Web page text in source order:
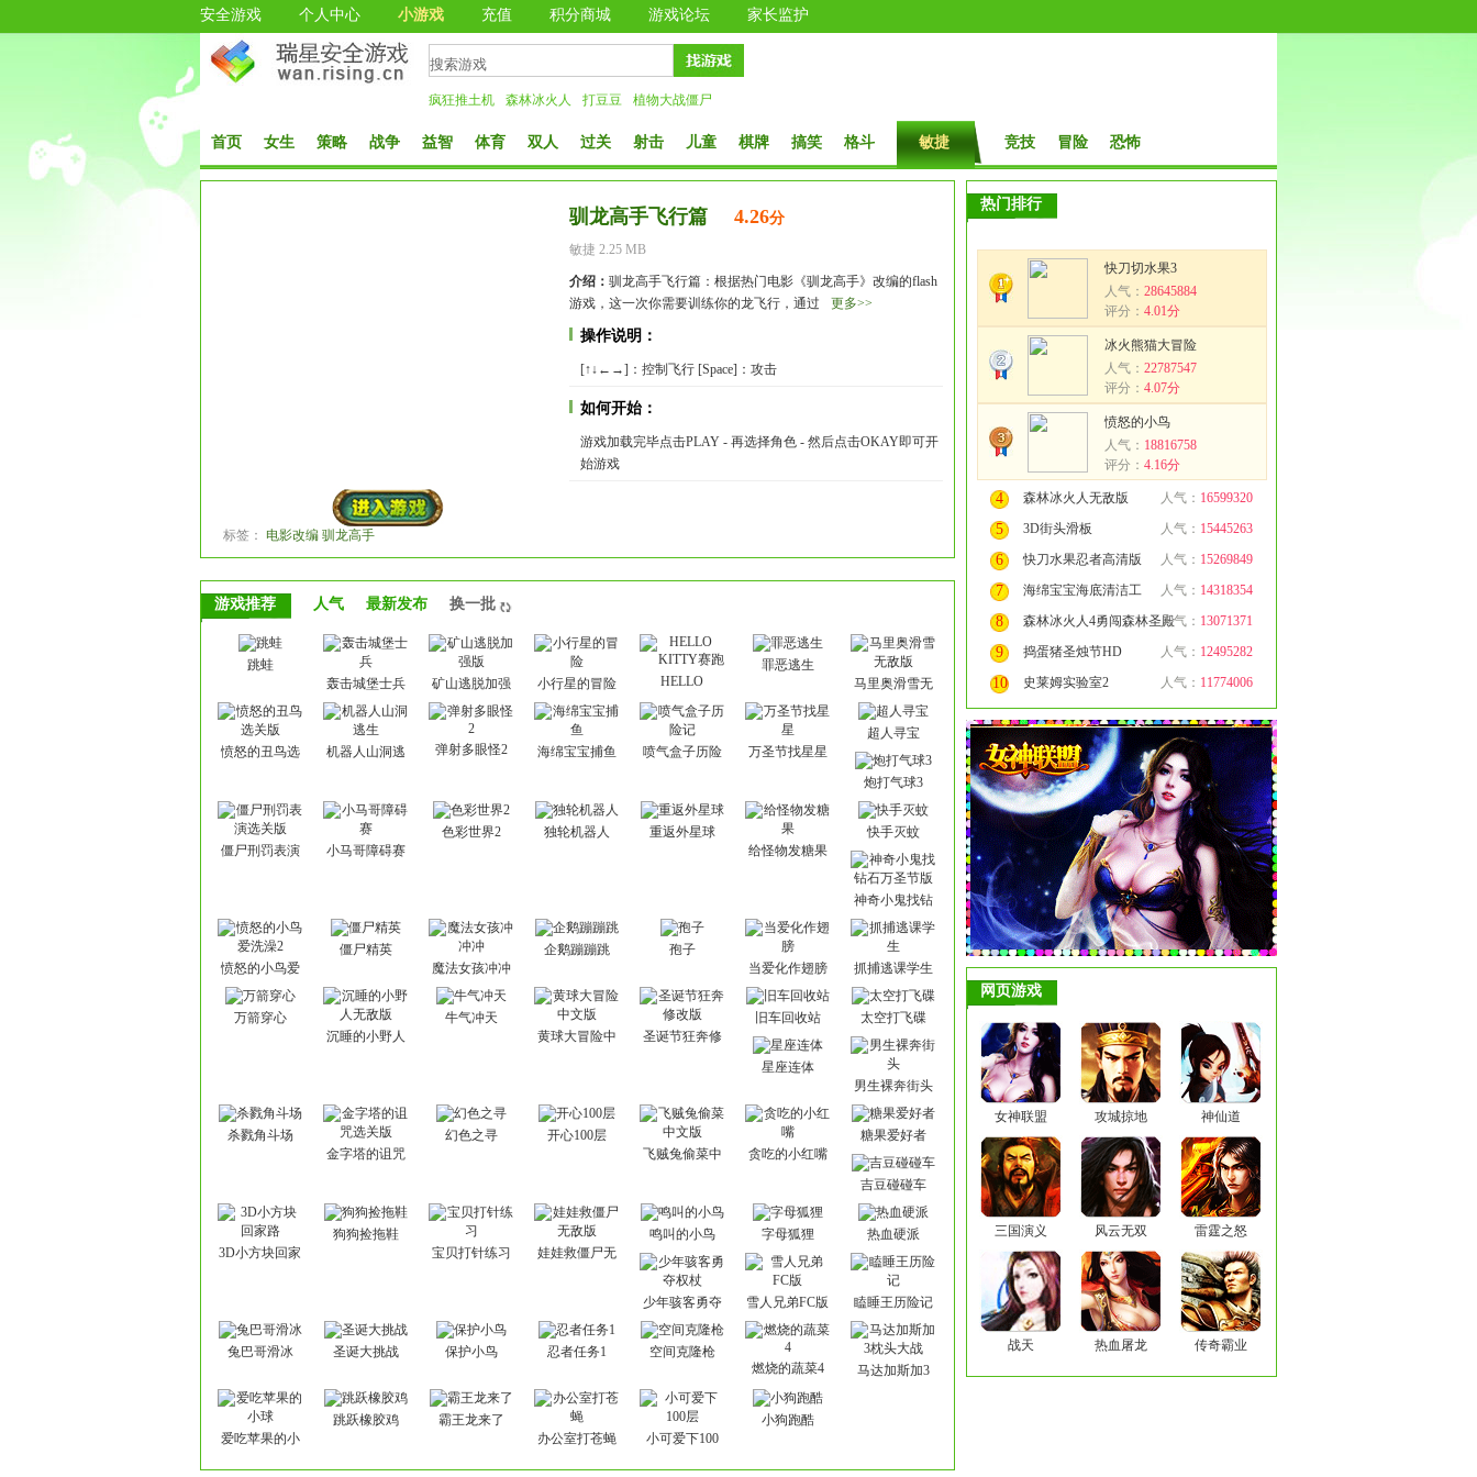
安全游戏 个人中心 小游戏 充值 积分商城 游戏论坛 家长监护
疯狂推土机 森林冰火人 打豆豆 植物大战僵尸
首页 女生 策略 战争 益智 体育 双人 过关 射击 儿童 棋牌 搞笑 格斗 敏捷 竞技 冒险 恐怖
驯龙高手飞行篇 4.26分
敏捷 2.25 MB
介绍： 驯龙高手飞行篇：根据热门电影《驯龙高手》改编的flash
游戏，这一次你需要训练你的龙飞行，通过
更多>>
操作说明：
[↑↓←→]：控制飞行 [Space]：攻击
如何开始：
游戏加载完毕点击PLAY - 再选择角色 - 然后点击OKAY即可开
始游戏
标签： 电影改编 驯龙高手
游戏推荐 人气 最新发布 换一批
跳蛙
轰击城堡士兵
矿山逃脱加强
小行星的冒险
HELLO
罪恶逃生
马里奥滑雪无
愤怒的丑鸟选
机器人山洞逃
弹射多眼怪2 海绵宝宝捕鱼
喷气盒子历险
万圣节找星星
超人寻宝
炮打气球3
僵尸刑罚表演
小马哥障碍赛
色彩世界2 独轮机器人
重返外星球
给怪物发糖果
快手灭蚊
神奇小鬼找钻
愤怒的小鸟爱
僵尸精英
魔法女孩冲冲
企鹅蹦蹦跳
孢子
当爱化作翅膀
抓捕逃课学生
万箭穿心
沉睡的小野人
牛气冲天
黄球大冒险中
圣诞节狂奔修
旧车回收站 太空打飞碟
星座连体
男生裸奔街头
杀戮角斗场
金字塔的诅咒
幻色之寻
开心100层
飞贼兔偷菜中
贪吃的小红嘴
糖果爱好者
吉豆碰碰车
3D小方块回家
狗狗捡拖鞋
宝贝打针练习
娃娃救僵尸无
鸣叫的小鸟 字母狐狸 热血硬派
少年骇客勇夺
雪人兄弟FC版 瞌睡王历险记
兔巴哥滑冰 圣诞大挑战 保护小鸟 忍者任务1
空间克隆枪
燃烧的蔬菜4
马达加斯加3
爱吃苹果的小
跳跃橡胶鸡
霸王龙来了
办公室打苍蝇
小可爱下100
小狗跑酷
热门排行
快刀切水果3
人气： 28645884
评分： 4.01分
冰火熊猫大冒险
人气： 22787547
评分： 4.07分
愤怒的小鸟
人气： 18816758
评分： 4.16分
4 森林冰火人无敌版 人气： 16599320
5 3D街头滑板 人气： 15445263
6 快刀水果忍者高清版 人气： 15269849
7 海绵宝宝海底清洁工 人气： 14318354
8 森林冰火人4勇闯森林圣殿人气： 13071371
9 捣蛋猪圣烛节HD 人气： 12495282
10 史莱姆实验室2 人气： 11774006
网页游戏
女神联盟 攻城掠地 神仙道
三国演义 风云无双 雷霆之怒
战天 热血屠龙 传奇霸业